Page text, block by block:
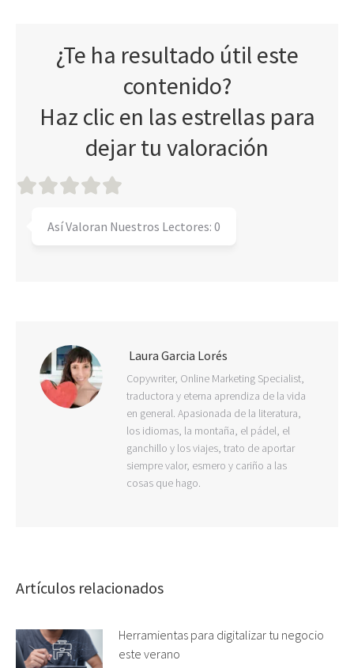
¿Te ha resultado útil este
contenido?
Haz clic en las estrellas para
dejar tu valoración
Así Valoran Nuestros Lectores: 0
Laura Garcia Lorés
Copywriter, Online Marketing Specialist,
traductora y eterna aprendiza de la vida
en general. Apasionada de la literatura,
los idiomas, la montaña, el pádel, el
ganchillo y los viajes, trato de aportar
siempre valor, esmero y cariño a las
cosas que hago.
Artículos relacionados
Herramientas para digitalizar tu negocio
este verano